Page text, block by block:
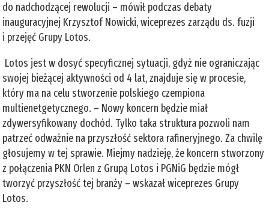
do nadchodzącej rewolucji – mówił podczas debaty
inauguracyjnej Krzysztof Nowicki, wiceprezes zarządu ds. fuzji
i przejęć Grupy Lotos.
Lotos jest w dosyć specyficznej sytuacji, gdyż nie ograniczając
swojej bieżącej aktywności od 4 lat, znajduje się w procesie,
który ma na celu stworzenie polskiego czempiona
multienetgetycznego. – Nowy koncern będzie miał
zdywersyfikowany dochód. Tylko taka struktura pozwoli nam
patrzeć odważnie na przyszłość sektora rafineryjnego. Za chwilę
głosujemy w tej sprawie. Miejmy nadzieję, że koncern stworzony
z połączenia PKN Orlen z Grupą Lotos i PGNiG będzie mógł
tworzyć przyszłość tej branży – wskazał wiceprezes Grupy
Lotos.